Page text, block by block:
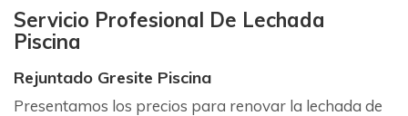
Servicio Profesional De Lechada
Piscina
Rejuntado Gresite Piscina
Presentamos los precios para renovar la lechada de